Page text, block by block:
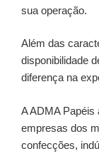
sua operação.
Além das
disponibilidade
diferença na
A ADMA Papéis
empresas dos
confecções,